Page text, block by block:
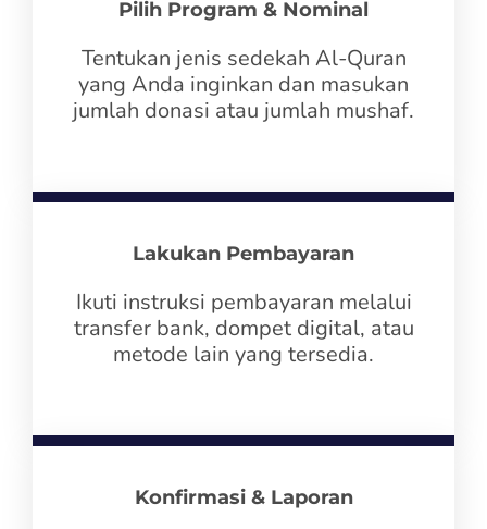
Pilih Program & Nominal
Tentukan jenis sedekah Al-Quran
yang Anda inginkan dan masukan
jumlah donasi atau jumlah mushaf.
Lakukan Pembayaran
Ikuti instruksi pembayaran melalui
transfer bank, dompet digital, atau
metode lain yang tersedia.
Konfirmasi & Laporan